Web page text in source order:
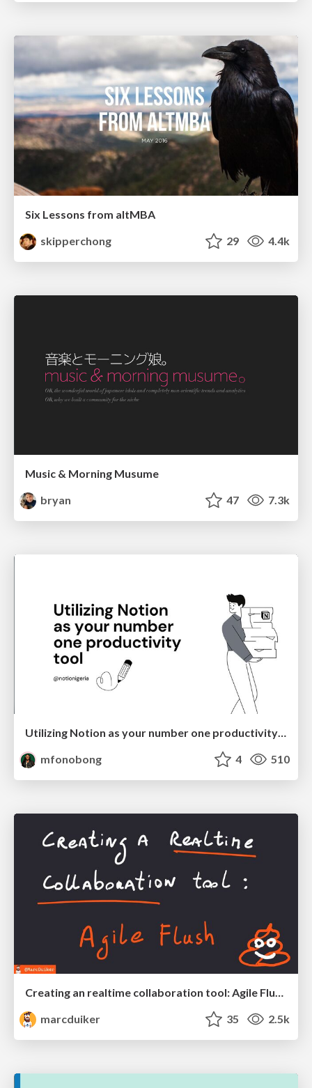
Six Lessons from altMBA
skipperchong
29 4.4k
Music & Morning Musume
bryan
47 7.3k
Utilizing Notion as your number one productivity tool
mfonobong
4 510
Creating an realtime collaboration tool: Agile Flush - .NET Oxford
marcduiker
35 2.5k